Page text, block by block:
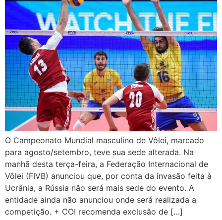
O Campeonato Mundial masculino de Vôlei, marcado
para agosto/setembro, teve sua sede alterada. Na
manhã desta terça-feira, a Federação Internacional de
Vôlei (FIVB) anunciou que, por conta da invasão feita à
Ucrânia, a Rússia não será mais sede do evento. A
entidade ainda não anunciou onde será realizada a
competição. + COI recomenda exclusão de […]